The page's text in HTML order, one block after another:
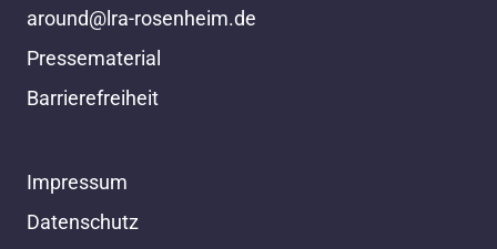
around@lra-rosenheim.de
Pressematerial
Barrierefreiheit
Impressum
Datenschutz